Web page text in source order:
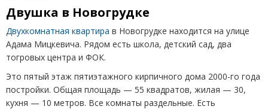
Двушка в Новогрудке
Двухкомнатная квартира в Новогрудке находится на улице
Адама Мицкевича. Рядом есть школа, детский сад, два
тогровых центра и ФОК.
Это пятый этаж пятиэтажного кирпичного дома 2000-го года
постройки. Общая площадь — 55 квадратов, жилая — 30,
кухня — 10 метров. Все комнаты раздельные. Есть